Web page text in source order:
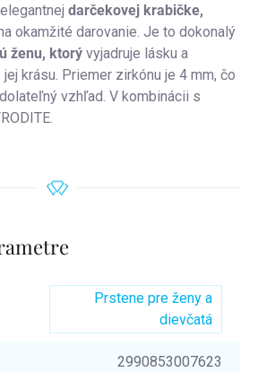
darčekovej krabičke,
okamžité darovanie. Je to dokonalý
ženu, ktorý vyjadruje lásku a
krásu. Priemer zirkónu je 4 mm, čo
vzhľad. V kombinácii s
Prstene pre ženy a
dievčatá
2990853007623